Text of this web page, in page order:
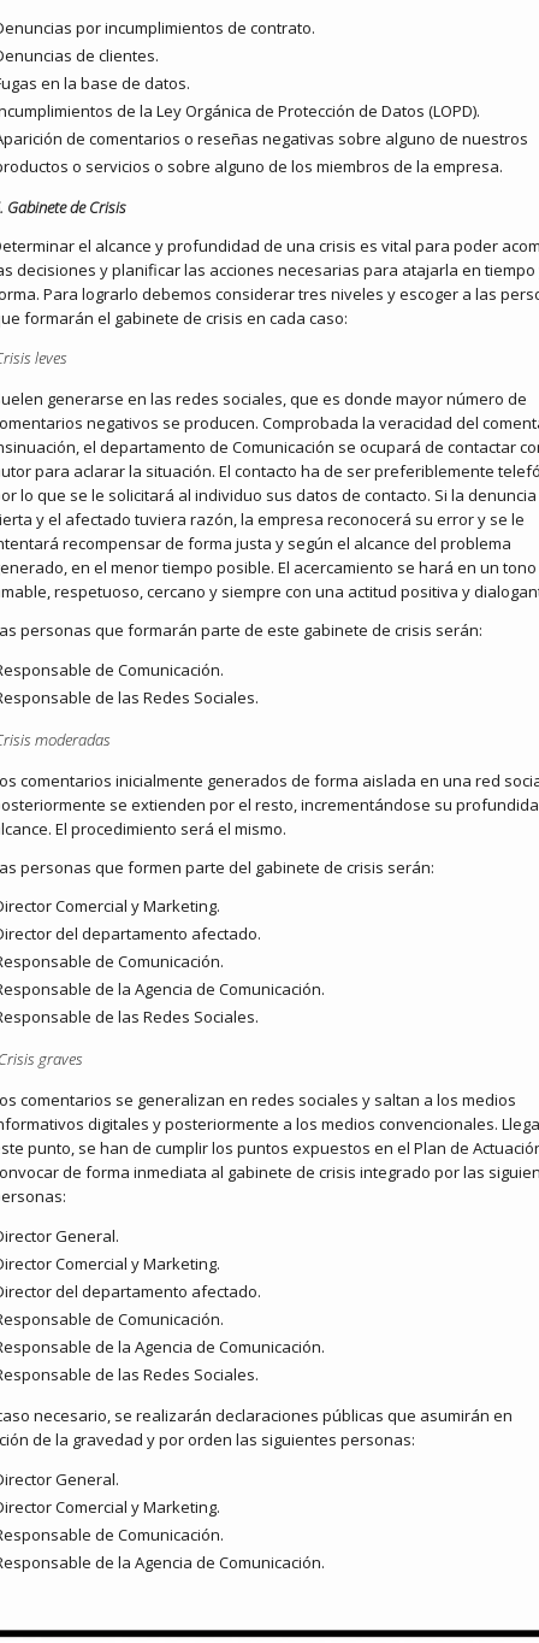
por incumplimientos de contrato.
de clientes.
en la base de datos.
de la Ley Orgánica de Protección de Datos (LOPD).
de comentarios o reseñas negativas sobre alguno de nuestros
o servicios o sobre alguno de los miembros de la empresa.
Gabinete de Crisis
el alcance y profundidad de una crisis es vital para poder
decisiones y planificar las acciones necesarias para atajarla en tiempo
Para lograrlo debemos considerar tres niveles y escoger a las
formarán el gabinete de crisis en cada caso:
leves
generarse en las redes sociales, que es donde mayor número de
negativos se producen. Comprobada la veracidad del
el departamento de Comunicación se ocupará de contactar
para aclarar la situación. El contacto ha de ser preferiblemente
lo que se le solicitará al individuo sus datos de contacto. Si la
y el afectado tuviera razón, la empresa reconocerá su error y se le
recompensar de forma justa y según el alcance del problema
en el menor tiempo posible. El acercamiento se hará en un tono
respetuoso, cercano y siempre con una actitud positiva y
personas que formarán parte de este gabinete de crisis serán:
de Comunicación.
de las Redes Sociales.
moderadas
comentarios inicialmente generados de forma aislada en una red
se extienden por el resto, incrementándose su
El procedimiento será el mismo.
personas que formen parte del gabinete de crisis serán:
Comercial y Marketing.
del departamento afectado.
de Comunicación.
de la Agencia de Comunicación.
de las Redes Sociales.
Crisis graves
comentarios se generalizan en redes sociales y saltan a los medios
digitales y posteriormente a los medios convencionales.
punto, se han de cumplir los puntos expuestos en el Plan de
de forma inmediata al gabinete de crisis integrado por las
General.
Comercial y Marketing.
del departamento afectado.
de Comunicación.
de la Agencia de Comunicación.
de las Redes Sociales.
necesario, se realizarán declaraciones públicas que asumirán en
de la gravedad y por orden las siguientes personas:
General.
Comercial y Marketing.
de Comunicación.
de la Agencia de Comunicación.